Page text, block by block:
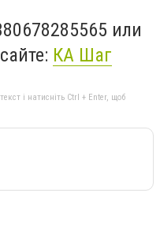
или
КА Шаг
і натисніть Ctrl + Enter, щоб